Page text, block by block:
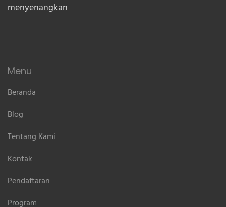
menyenangkan
Menu
Beranda
Blog
Tentang Kami
Kontak
Pendaftaran
Program